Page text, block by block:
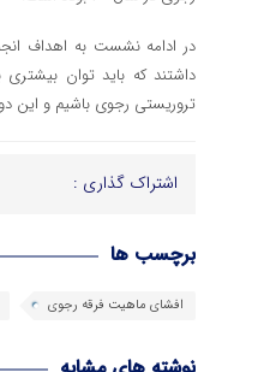
در ادامه نشست به اهداف
داشتند که باید توان
تروریستی رجوی باشیم و این
اشتراک گذاری :
برچسب ها
افشای ماهیت فرقه رجوی